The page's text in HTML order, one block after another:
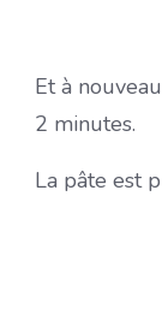
Et à
2 minutes.
La pâte est